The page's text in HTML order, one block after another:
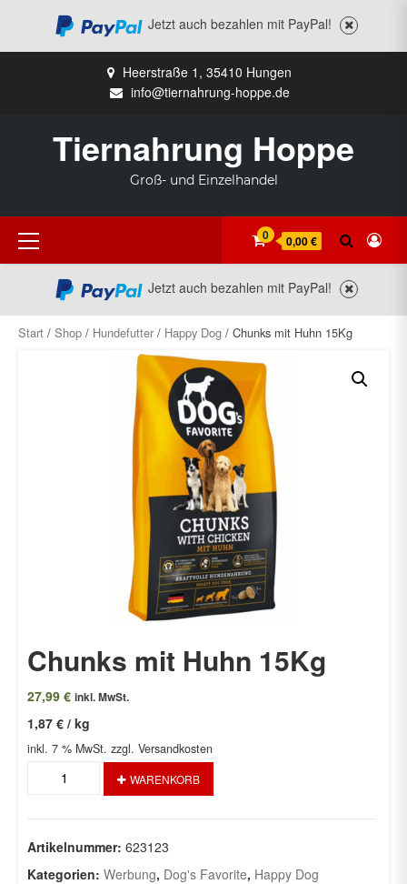
Jetzt auch bezahlen mit PayPal!
Heerstraße 1, 35410 Hungen
info@tiernahrung-hoppe.de
Tiernahrung Hoppe
Groß- und Einzelhandel
Primäres
Menü
0 0,00 €
Jetzt auch bezahlen mit PayPal!
Start / Shop / Hundefutter / Happy Dog / Chunks mit Huhn 15Kg
Chunks mit Huhn 15Kg
27,99 € inkl. MwSt.
1,87 € / kg
inkl. 7 % MwSt. zzgl. Versandkosten
15Kg
Menge
WARENKORB
Artikelnummer: 623123
Kategorien: Werbung, Dog's Favorite, Happy Dog